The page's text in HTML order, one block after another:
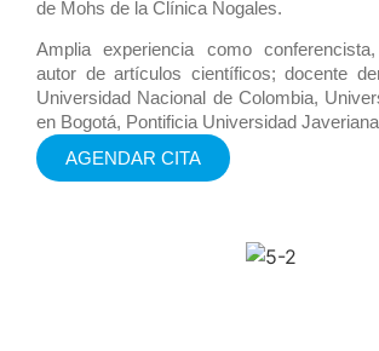
de Mohs de la Clínica Nogales.
Amplia experiencia como
autor de artículos científicos; docente
Universidad Nacional de Colombia,
en Bogotá, Pontificia Universidad
AGENDAR CITA